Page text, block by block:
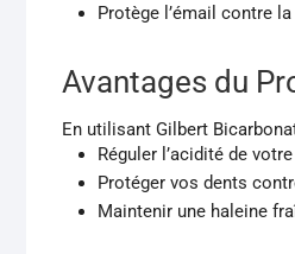
Protège l’émail contre
Avantages du
En utilisant Gilbert
Réguler l’acidité de
Protéger vos dents
Maintenir une haleine